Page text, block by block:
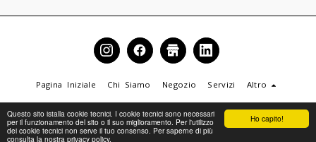
Ho capito!
Questo sito istalla cookie tecnici. I cookie tecnici sono necessari
per il funzionamento del sito o il suo miglioramento. Per l'utilizzo
dei cookie tecnici non serve il tuo consenso. Per saperne di più
consulta la nostra privacy policy.
Pagina Iniziale Chi Siamo Negozio Servizi Altro
Termini e Condizioni|ITDP - Privacy Policy